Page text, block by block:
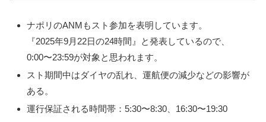
ナポリのANMもスト参加を表明しています。
『2025年9月22日の24時間』と発表しているので、
0:00〜23:59が対象と思われます。
スト期間中はダイヤの乱れ、運航便の減少などの影響が
ある。
運行保証される時間帯：5:30〜8:30、16:30〜19:30